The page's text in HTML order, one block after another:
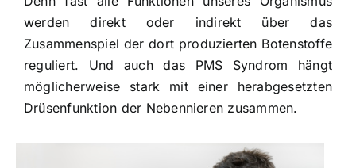
werden direkt oder indirekt über das
Zusammenspiel der dort produzierten Botenstoffe
reguliert. Und auch das PMS Syndrom hängt
möglicherweise stark mit einer herabgesetzten
Drüsenfunktion der Nebennieren zusammen.